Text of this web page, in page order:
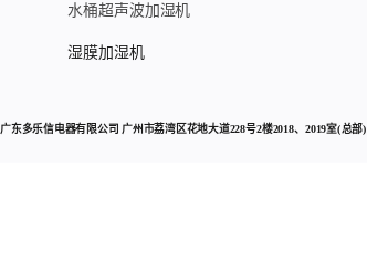
水桶超声波加湿机
湿膜加湿机
广东多乐信电器有限公司 广州市荔湾区花地大道228号2楼2018、2019室(总部)